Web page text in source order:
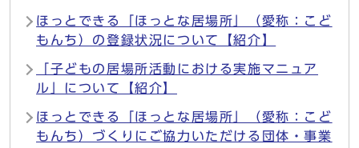
ほっとできる「ほっとな居場所」（愛称：こど
もんち）の登録状況について【紹介】
「子どもの居場所活動における実施マニュア
ル」について【紹介】
ほっとできる「ほっとな居場所」（愛称：こど
もんち）づくりにご協力いただける団体・事業